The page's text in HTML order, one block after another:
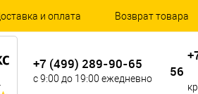
и оплата Возврат товара
+7 (499) 289-90-65
с 9:00 до 19:00 ежедневно
56